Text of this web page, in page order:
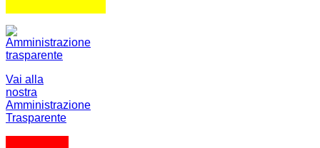
Vai alla
nostra
Amministrazione
Trasparente